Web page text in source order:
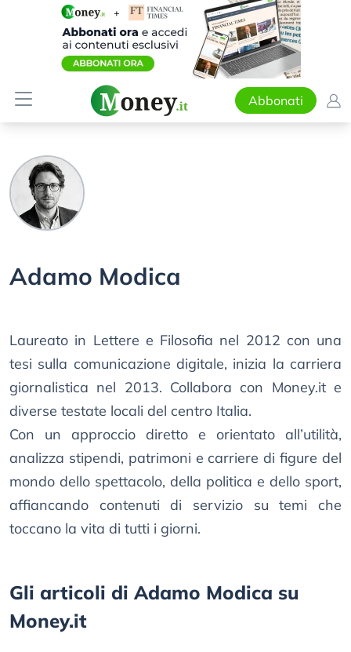
Abbonati
Adamo Modica
Laureato in Lettere e Filosofia nel 2012 con una
tesi sulla comunicazione digitale, inizia la carriera
giornalistica nel 2013. Collabora con Money.it e
diverse testate locali del centro Italia.
Con un approccio diretto e orientato all’utilità,
analizza stipendi, patrimoni e carriere di figure del
mondo dello spettacolo, della politica e dello sport,
affiancando contenuti di servizio su temi che
toccano la vita di tutti i giorni.
Gli articoli di Adamo Modica su
Money.it